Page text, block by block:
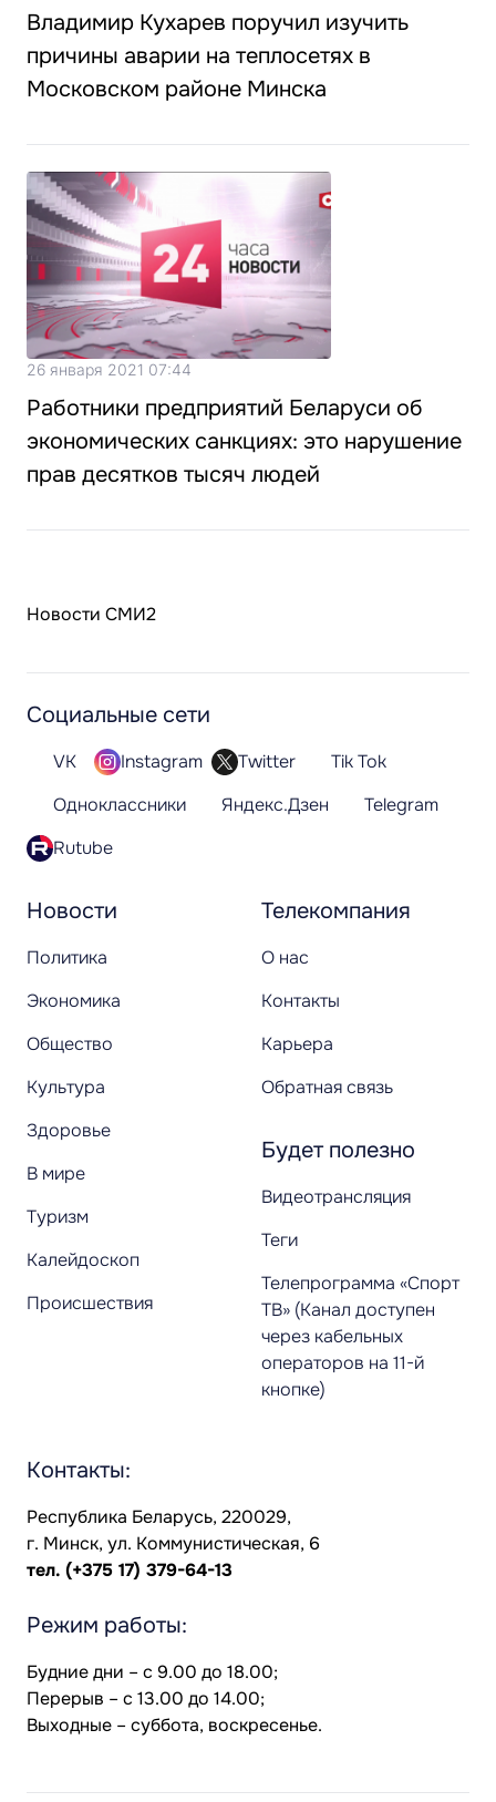
Владимир Кухарев поручил изучить
причины аварии на теплосетях в
Московском районе Минска
26 января 2021 07:44
Работники предприятий Беларуси об
экономических санкциях: это нарушение
прав десятков тысяч людей
Новости СМИ2
Новости
Политика
Экономика
Общество
Культура
Здоровье
В мире
Туризм
Калейдоскоп
Происшествия
Телекомпания
О нас
Контакты
Карьера
Обратная связь
Будет полезно
Видеотрансляция
Теги
Телепрограмма «Спорт
ТВ» (Канал доступен
через кабельных
операторов на 11-й
кнопке)
Социальные сети
VK Instagram Twitter
Tik Tok
Одноклассники
Яндекс.Дзен
Telegram
Rutube
Контакты:
Республика Беларусь, 220029,
г. Минск, ул. Коммунистическая, 6
тел. (+375 17) 379-64-13
Режим работы:
Будние дни – с 9.00 до 18.00;
Перерыв – с 13.00 до 14.00;
Выходные – суббота, воскресенье.